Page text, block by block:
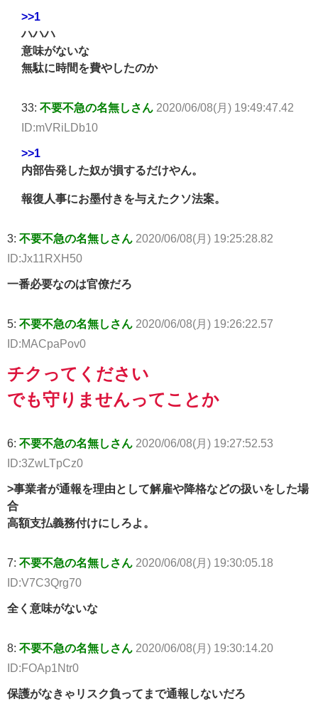
>>1
ハハハ
意味がないな
無駄に時間を費やしたのか
33: 不要不急の名無しさん 2020/06/08(月) 19:49:47.42
ID:mVRiLDb10
>>1
内部告発した奴が損するだけやん。
報復人事にお墨付きを与えたクソ法案。
3: 不要不急の名無しさん 2020/06/08(月) 19:25:28.82
ID:Jx11RXH50
一番必要なのは官僚だろ
5: 不要不急の名無しさん 2020/06/08(月) 19:26:22.57
ID:MACpaPov0
チクってください
でも守りませんってことか
6: 不要不急の名無しさん 2020/06/08(月) 19:27:52.53
ID:3ZwLTpCz0
>事業者が通報を理由として解雇や降格などの扱いをした場
合
高額支払義務付けにしろよ。
7: 不要不急の名無しさん 2020/06/08(月) 19:30:05.18
ID:V7C3Qrg70
全く意味がないな
8: 不要不急の名無しさん 2020/06/08(月) 19:30:14.20
ID:FOAp1Ntr0
保護がなきゃリスク負ってまで通報しないだろ